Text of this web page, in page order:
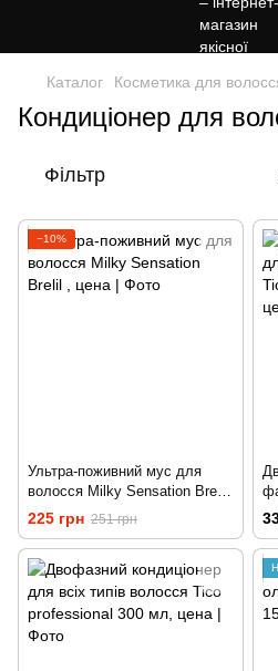
Каталог Косметика для
Кондиціонер для
Фільтр
−10%
Ультра-поживний мус для
волосся Milky Sensation Brelil
50 мл
225 грн 251 грн